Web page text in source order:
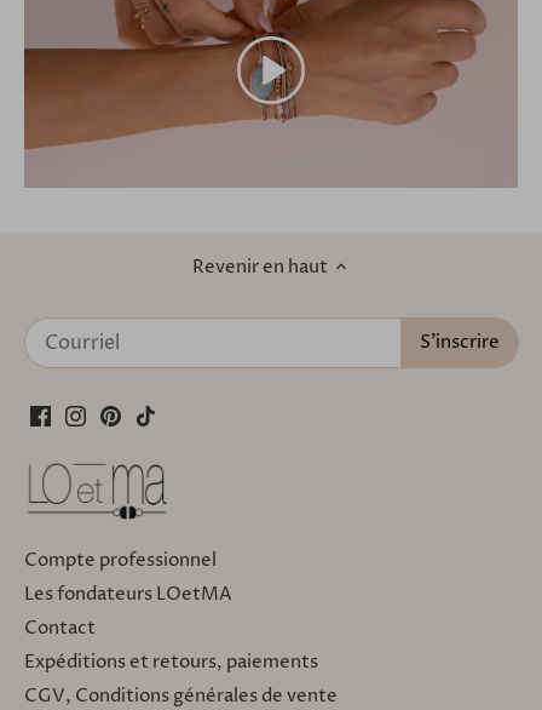
Revenir en haut
Compte professionnel
Les fondateurs LOetMA
Contact
Expéditions et retours, paiements
CGV, Conditions générales de vente